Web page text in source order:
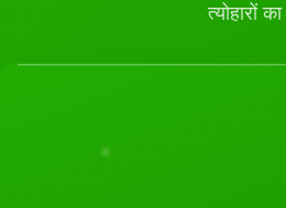
त्योहारों